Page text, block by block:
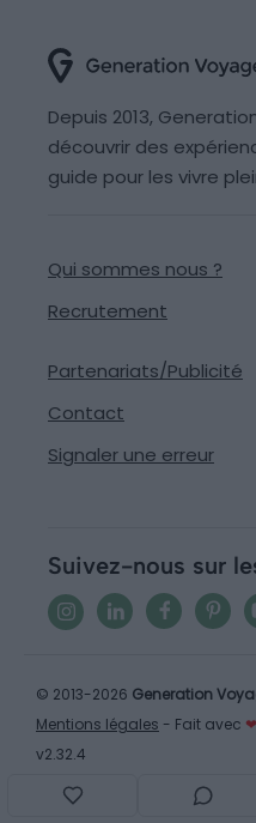
Depuis 2013,
découvrir des
guide pour les vivre
Qui sommes nous ?
Recrutement
Partenariats/Publicité
Contact
Signaler une erreur
Suivez-nous sur
© 2013-2026 Generation
Mentions légales - Fait avec ❤
v2.32.4